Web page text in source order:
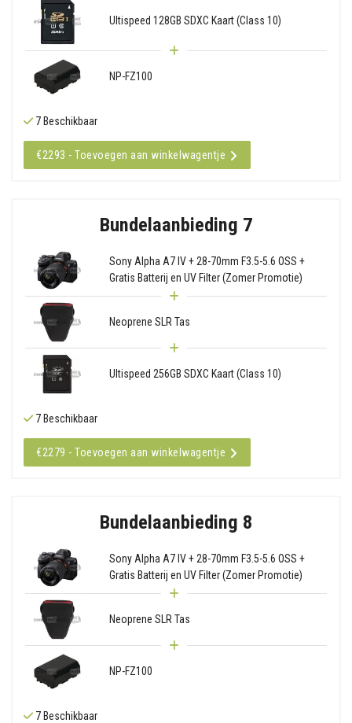
Ultispeed 128GB SDXC Kaart (Class 10)
NP-FZ100
7 Beschikbaar
€2293 - Toevoegen aan winkelwagentje
Bundelaanbieding 7
Sony Alpha A7 IV + 28-70mm F3.5-5.6 OSS +
Gratis Batterij en UV Filter (Zomer Promotie)
Neoprene SLR Tas
Ultispeed 256GB SDXC Kaart (Class 10)
7 Beschikbaar
€2279 - Toevoegen aan winkelwagentje
Bundelaanbieding 8
Sony Alpha A7 IV + 28-70mm F3.5-5.6 OSS +
Gratis Batterij en UV Filter (Zomer Promotie)
Neoprene SLR Tas
NP-FZ100
7 Beschikbaar